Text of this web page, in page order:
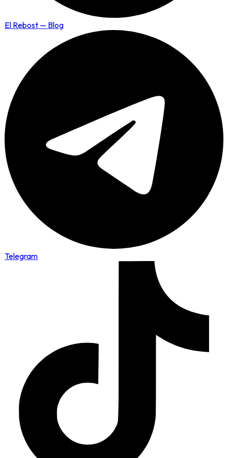
El Rebost — Blog
Telegram